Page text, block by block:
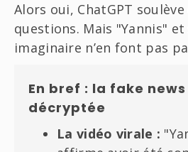
Alors oui, ChatGPT soulève
questions. Mais "Yannis"
imaginaire n’en font pas
En bref : la fake
décryptée
La vidéo virale :